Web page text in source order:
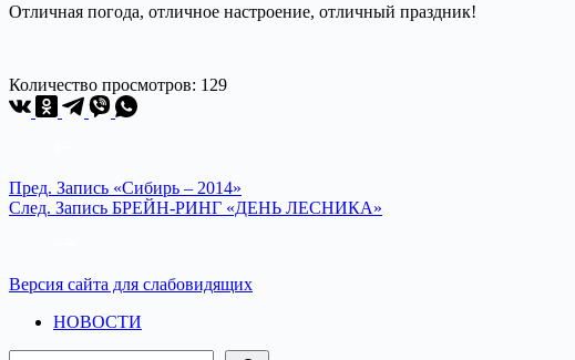
Отличная погода, отличное настроение, отличный праздник!
Количество просмотров: 129
Пред. Запись «Сибирь – 2014»
След. Запись БРЕЙН-РИНГ «ДЕНЬ ЛЕСНИКА»
Версия сайта для слабовидящих
НОВОСТИ